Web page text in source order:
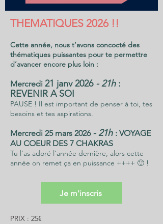
THEMATIQUES 2026 !!
Cette année, nous t’avons concocté des
thématiques puissantes pour te permettre
d’avancer encore plus loin :
Mercredi 21 janv 2026 - 21h:
REVENIR A SOI
PAUSE ! Il est important de penser à toi, tes
besoins et tes aspirations.
Mercredi 25 mars 2026 - 21h : VOYAGE
AU COEUR DES 7 CHAKRAS
Tu l’as adoré l’année dernière, alors cette
année on remet ça en puissance ++++ 🙂 !
Je m'inscris
PRIX : 25€